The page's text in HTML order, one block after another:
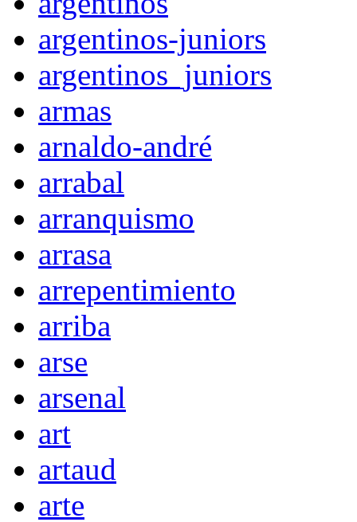
argentinos-juniors
argentinos_juniors
armas
arnaldo-andré
arrabal
arranquismo
arrasa
arrepentimiento
arriba
arse
arsenal
art
artaud
arte